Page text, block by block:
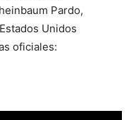
Pardo,
Unidos
oficiales: